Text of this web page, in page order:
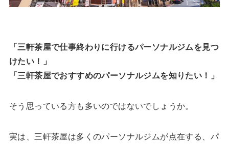
「三軒茶屋で仕事終わりに行けるパーソナルジムを見つ
けたい！」
「三軒茶屋でおすすめのパーソナルジムを知りたい！」
そう思っている方も多いのではないでしょうか。
実は、三軒茶屋は多くのパーソナルジムが点在する、パ